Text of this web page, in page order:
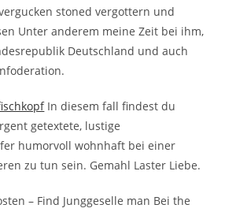
stoned vergottern und
Unter anderem meine Zeit bei ihm,
Deutschland und auch
In diesem fall findest du
getextete, lustige
humorvoll wohnhaft bei einer
zu tun sein. Gemahl Laster Liebe.
– Find Junggeselle man Bei the